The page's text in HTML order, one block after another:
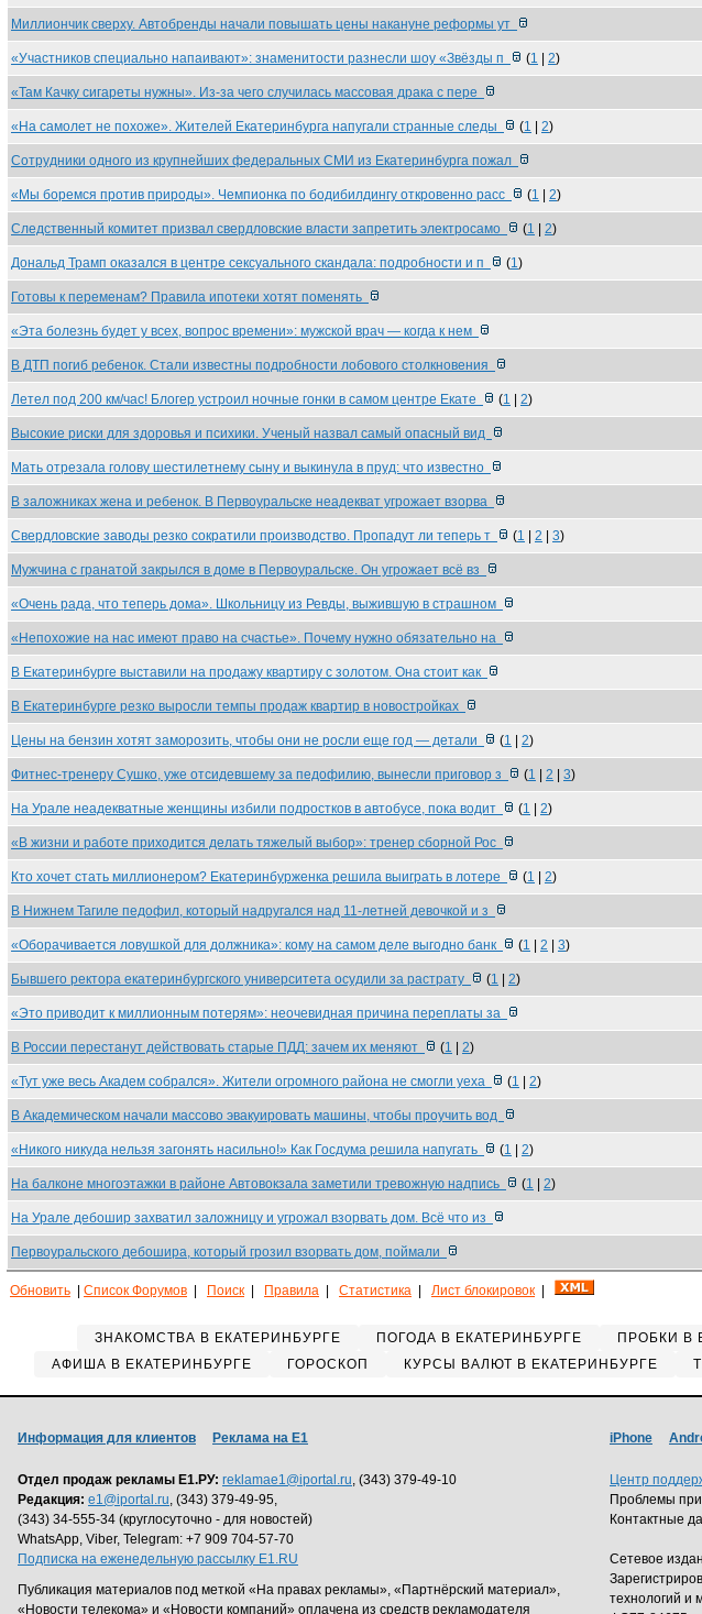
Миллиончик сверху. Автобренды начали повышать цены накануне реформы ут
«Участников специально напаивают»: знаменитости разнесли шоу «Звёзды п (1 2)
«Там Качку сигареты нужны». Из-за чего случилась массовая драка с пере
«На самолет не похоже». Жителей Екатеринбурга напугали странные следы (1 2)
Сотрудники одного из крупнейших федеральных СМИ из Екатеринбурга пожал
«Мы боремся против природы». Чемпионка по бодибилдингу откровенно расс (1 2)
Следственный комитет призвал свердловские власти запретить электросамо (1 2)
Дональд Трамп оказался в центре сексуального скандала: подробности и п (1)
Готовы к переменам? Правила ипотеки хотят поменять
«Эта болезнь будет у всех, вопрос времени»: мужской врач — когда к нем
В ДТП погиб ребенок. Стали известны подробности лобового столкновения
Летел под 200 км/час! Блогер устроил ночные гонки в самом центре Екате (1 2)
Высокие риски для здоровья и психики. Ученый назвал самый опасный вид
Мать отрезала голову шестилетнему сыну и выкинула в пруд: что известно
В заложниках жена и ребенок. В Первоуральске неадекват угрожает взорва
Свердловские заводы резко сократили производство. Пропадут ли теперь т (1 2 3)
Мужчина с гранатой закрылся в доме в Первоуральске. Он угрожает всё вз
«Очень рада, что теперь дома». Школьницу из Ревды, выжившую в страшном
«Непохожие на нас имеют право на счастье». Почему нужно обязательно на
В Екатеринбурге выставили на продажу квартиру с золотом. Она стоит как
В Екатеринбурге резко выросли темпы продаж квартир в новостройках
Цены на бензин хотят заморозить, чтобы они не росли еще год — детали (1 2)
Фитнес-тренеру Сушко, уже отсидевшему за педофилию, вынесли приговор з (1 2 3)
На Урале неадекватные женщины избили подростков в автобусе, пока водит (1 2)
«В жизни и работе приходится делать тяжелый выбор»: тренер сборной Рос
Кто хочет стать миллионером? Екатеринбурженка решила выиграть в лотере (1 2)
В Нижнем Тагиле педофил, который надругался над 11-летней девочкой и з
«Оборачивается ловушкой для должника»: кому на самом деле выгодно банк (1 2 3)
Бывшего ректора екатеринбургского университета осудили за растрату (1 2)
«Это приводит к миллионным потерям»: неочевидная причина переплаты за
В России перестанут действовать старые ПДД: зачем их меняют (1 2)
«Тут уже весь Академ собрался». Жители огромного района не смогли уеха (1 2)
В Академическом начали массово эвакуировать машины, чтобы проучить вод
«Никого никуда нельзя загонять насильно!» Как Госдума решила напугать (1 2)
На балконе многоэтажки в районе Автовокзала заметили тревожную надпись (1 2)
На Урале дебошир захватил заложницу и угрожал взорвать дом. Всё что из
Первоуральского дебошира, который грозил взорвать дом, поймали
Обновить Список Форумов Поиск Правила Статистика Лист блокировок
ЗНАКОМСТВА В ЕКАТЕРИНБУРГЕ ПОГОДА В ЕКАТЕРИНБУРГЕ ПРОБКИ В
АФИША В ЕКАТЕРИНБУРГЕ
ГОРОСКОП КУРСЫ ВАЛЮТ В ЕКАТЕРИНБУРГЕ
Информация для клиентов Реклама на Е1
Отдел продаж рекламы Е1.РУ: reklamae1@iportal.ru, (343) 379-49-10
Редакция: e1@iportal.ru, (343) 379-49-95,
(343) 34-555-34 (круглосуточно - для новостей)
WhatsApp, Viber, Telegram: +7 909 704-57-70
Подписка на еженедельную рассылку E1.RU
Публикация материалов под меткой «На правах рекламы», «Партнёрский материал»,
«Новости телекома» и «Новости компаний» оплачена из средств рекламодателя
iPhone
Центр
Проблемы
Контактные
Сетевое
технологий и